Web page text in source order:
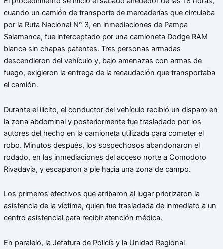
cuando un camión de transporte de mercaderías que circulaba
por la Ruta Nacional N° 3, en inmediaciones de Pampa
Salamanca, fue interceptado por una camioneta Dodge RAM
blanca sin chapas patentes. Tres personas armadas
descendieron del vehículo y, bajo amenazas con armas de
fuego, exigieron la entrega de la recaudación que transportaba
el camión.
Durante el ilícito, el conductor del vehículo recibió un disparo en
la zona abdominal y posteriormente fue trasladado por los
autores del hecho en la camioneta utilizada para cometer el
robo. Minutos después, los sospechosos abandonaron el
rodado, en las inmediaciones del acceso norte a Comodoro
Rivadavia, y escaparon a pie hacia una zona de campo.
Los primeros efectivos que arribaron al lugar priorizaron la
asistencia de la víctima, quien fue trasladada de inmediato a un
centro asistencial para recibir atención médica.
En paralelo, la Jefatura de Policía y la Unidad Regional